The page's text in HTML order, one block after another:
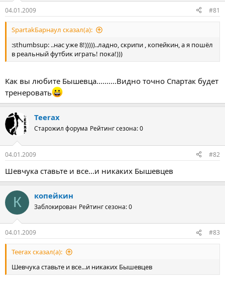
04.01.2009 #81
SpartakБарнаул сказал(а):
:sthumbsup: ..нас уже 8!)))))..ладно, скрипи , копейкин, а я пошёл
в реальный футбик играть! пока!)))
Как вы любите Бышевца..........Видно точно Спартак будет
тренеровать
Teerax
Старожил форума Рейтинг сезона: 0
04.01.2009 #82
Шевчука ставьте и все...и никаких Бышевцев
К копейкин
Заблокирован Рейтинг сезона: 0
04.01.2009 #83
Teerax сказал(а):
Шевчука ставьте и все...и никаких Бышевцев